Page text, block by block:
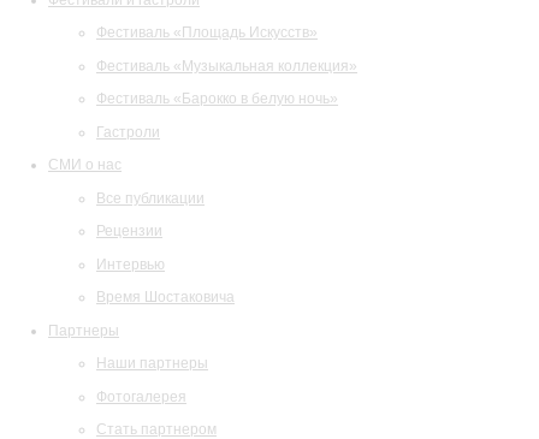
Фестиваль «Площадь Искусств»
Фестиваль «Музыкальная коллекция»
Фестиваль «Барокко в белую ночь»
Гастроли
СМИ о нас
Все публикации
Рецензии
Интервью
Время Шостаковича
Партнеры
Наши партнеры
Фотогалерея
Стать партнером